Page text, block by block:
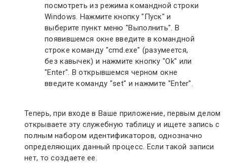
посмотреть из режима командной строки
Windows. Нажмите кнопку "Пуск" и
выберите пункт меню "Выполнить". В
появившемся окне введите в командной
строке команду "cmd.exe" (разумеется,
без кавычек) и нажмите кнопку "Ok" или
"Enter". В открывшемся черном окне
введите команду "set" и нажмите "Enter".
Теперь, при входе в Ваше приложение, первым делом
открываете эту служебную таблицу и ищете запись с
полным набором идентификаторов, однозначно
определяющих данный процесс. Если такой записи
нет, то создаете ее.